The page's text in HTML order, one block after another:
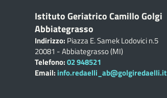
Istituto Geriatrico Camillo Golgi
Abbiategrasso
Indirizzo: Piazza E. Samek Lodovici n.5
20081 - Abbiategrasso (MI)
Telefono:02 948521
Email: info.redaelli_ab@golgiredaelli.it